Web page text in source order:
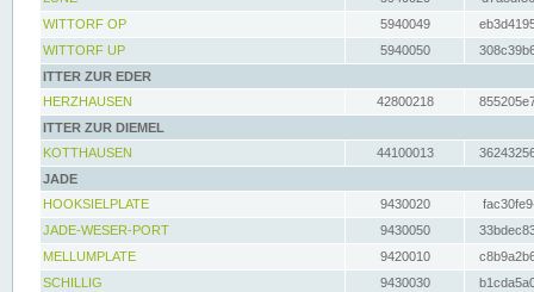
WITTORF OP
5940049
WITTORF UP
5940050
ITTER ZUR EDER
HERZHAUSEN
42800218
ITTER ZUR DIEMEL
KOTTHAUSEN
44100013
JADE
HOOKSIELPLATE
9430020
JADE-WESER-PORT
9430050
MELLUMPLATE
9420010
SCHILLIG
9430030